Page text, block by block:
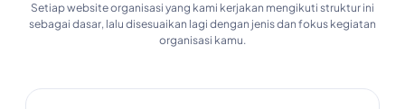
Setiap website organisasi yang kami kerjakan mengikuti struktur ini
sebagai dasar, lalu disesuaikan lagi dengan jenis dan fokus kegiatan
organisasi kamu.